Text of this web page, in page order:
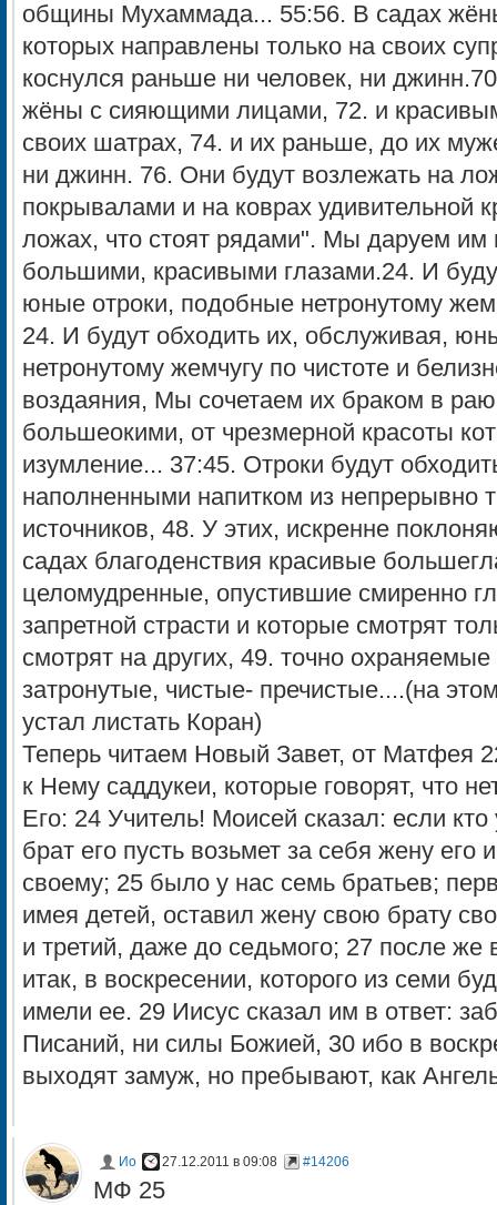
общины Мухаммада... 55:56. В садах
которых направлены только на своих
коснулся раньше ни человек, ни
жёны с сияющими лицами, 72. и
своих шатрах, 74. и их раньше, до их
ни джинн. 76. Они будут возлежать на
покрывалами и на коврах удивительной
ложах, что стоят рядами". Мы даруем
большими, красивыми глазами.24. И
юные отроки, подобные нетронутому
24. И будут обходить их, обслуживая,
нетронутому жемчугу по чистоте и
воздаяния, Мы сочетаем их браком в
большеокими, от чрезмерной красоты
изумление... 37:45. Отроки будут
наполненными напитком из непрерывно
источников, 48. У этих, искренне
садах благоденствия красивые
целомудренные, опустившие смиренно
запретной страсти и которые смотрят
смотрят на других, 49. точно
затронутые, чистые- пречистые....(на
устал листать Коран)
Теперь читаем Новый Завет, от Матфея
к Нему саддукеи, которые говорят, что
Его: 24 Учитель! Моисей сказал: если
брат его пусть возьмет за себя жену его
своему; 25 было у нас семь братьев;
имея детей, оставил жену свою брату
и третий, даже до седьмого; 27 после же
итак, в воскресении, которого из семи
имели ее. 29 Иисус сказал им в ответ:
Писаний, ни силы Божией, 30 ибо в
выходят замуж, но пребывают, как
Ио 27.12.2011 в 09:08 #14206
МФ 25